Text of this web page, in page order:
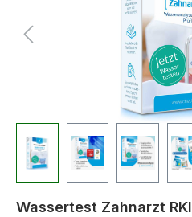
Wassertest Zahnarzt RKI